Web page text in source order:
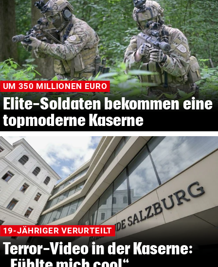
UM 350 MILLIONEN EURO
Elite-Soldaten bekommen eine
topmoderne Kaserne
19-JÄHRIGER VERURTEILT
Terror-Video in der Kaserne: